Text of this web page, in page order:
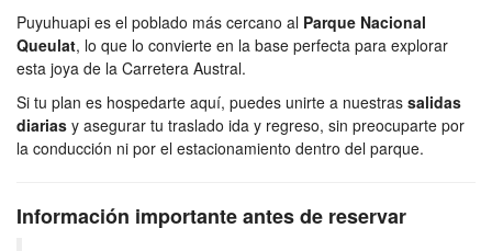
Puyuhuapi es el poblado más cercano al Parque Nacional
Queulat, lo que lo convierte en la base perfecta para explorar
esta joya de la Carretera Austral.
Si tu plan es hospedarte aquí, puedes unirte a nuestras salidas
diarias y asegurar tu traslado ida y regreso, sin preocuparte por
la conducción ni por el estacionamiento dentro del parque.
Información importante antes de reservar